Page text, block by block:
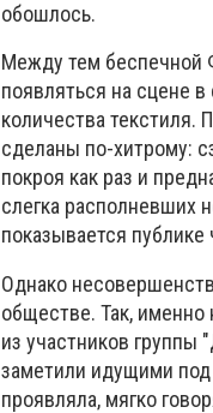
обошлось.
Между тем беспечной
появляться на сцене
количества текстиля.
сделаны по-хитрому:
покроя как раз и
слегка располневших
показывается
Однако
обществе. Так, именно
из участников
заметили идущими
проявляла, мягко